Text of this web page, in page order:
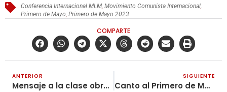
Conferencia Internacional MLM ,Movimiento Comunista Internacional
Primero de Mayo ,Primero de Mayo 2023
COMPARTE
ANTERIOR
Mensaje a la clase obrera en su día Primero de Mayo
SIGUIENTE
Canto al Primero de Mayo